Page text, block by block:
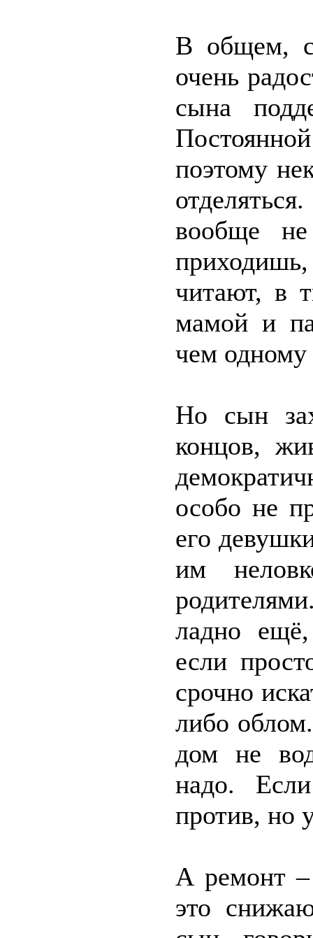
В общем,
очень
сына
поэтому
вообще
читают, в
мамой и
чем одному
Но сын
концов,
особо не
его
им
ладно
если
срочно
либо
дом не
надо.
против, но
А ремонт –
это